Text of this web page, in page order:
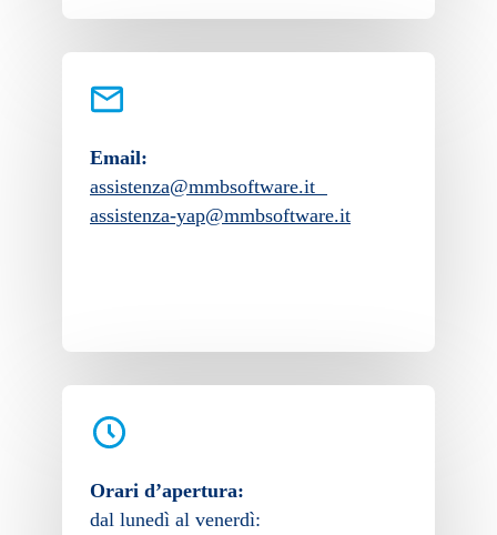
Email:
assistenza@mmbsoftware.it
assistenza-yap@mmbsoftware.it
Orari d’apertura:
dal lunedì al venerdì: